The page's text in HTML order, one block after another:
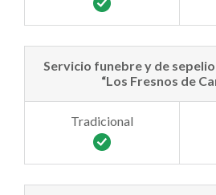
Servicio funebre y de
“Los Fresnos de